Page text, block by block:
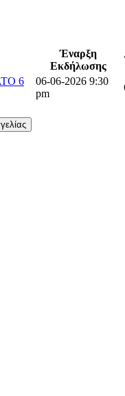
Έναρξη
Εκδήλωσης
6
06-06-2026 9:30
pm